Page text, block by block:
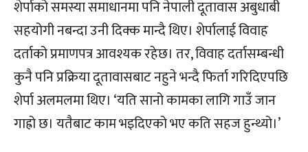
शेर्पाको समस्या समाधानमा पनि नेपाली दूतावास अबुधाबी
सहयोगी नबन्दा उनी दिक्क मान्दै थिए। शेर्पालाई विवाह
दर्ताको प्रमाणपत्र आवश्यक रहेछ। तर, विवाह दर्तासम्बन्धी
कुनै पनि प्रक्रिया दूतावासबाट नहुने भन्दै फिर्ता गरिदिएपछि
शेर्पा अलमलमा थिए। ‘यति सानो कामका लागि गाउँ जान
गाह्रो छ। यतैबाट काम भइदिएको भए कति सहज हुन्थ्यो।’